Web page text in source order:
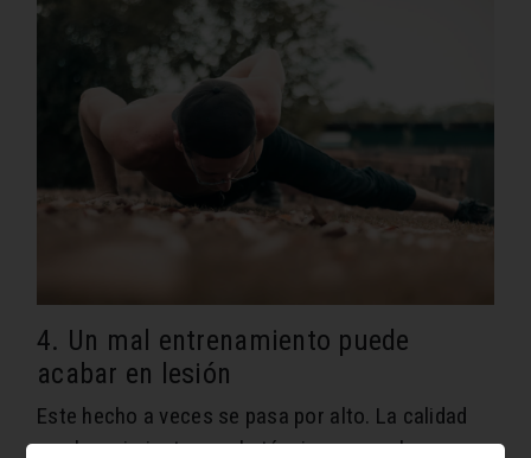
4. Un mal entrenamiento puede
acabar en lesión
Este hecho a veces se pasa por alto. La calidad
en el movimiento y en la técnica no es algo muy